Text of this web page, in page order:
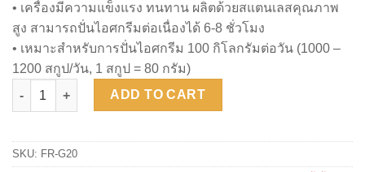
• เครื่องมีความแข็งแรง ทนทาน ผลิตด้วยสแตนเลสคุณภาพ
สูง สามารถปั่นไอศกรีมต่อเนื่องได้ 6-8 ชั่วโมง
• เหมาะสำหรับการปั่นไอศกรีม 100 กิโลกรัมต่อวัน (1000 –
1200 สกูป/วัน, 1 สกูป = 80 กรัม)
FRIGOMAT G20 quantity
ADD TO CART
SKU: FR-G20